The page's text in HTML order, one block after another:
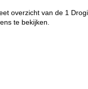
overzicht van de 1
te bekijken.